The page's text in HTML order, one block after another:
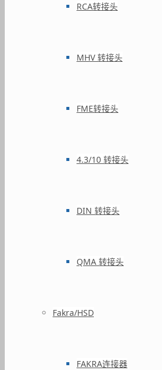
RCA转接头
MHV 转接头
FME转接头
4.3/10 转接头
DIN 转接头
QMA 转接头
Fakra/HSD
FAKRA连接器